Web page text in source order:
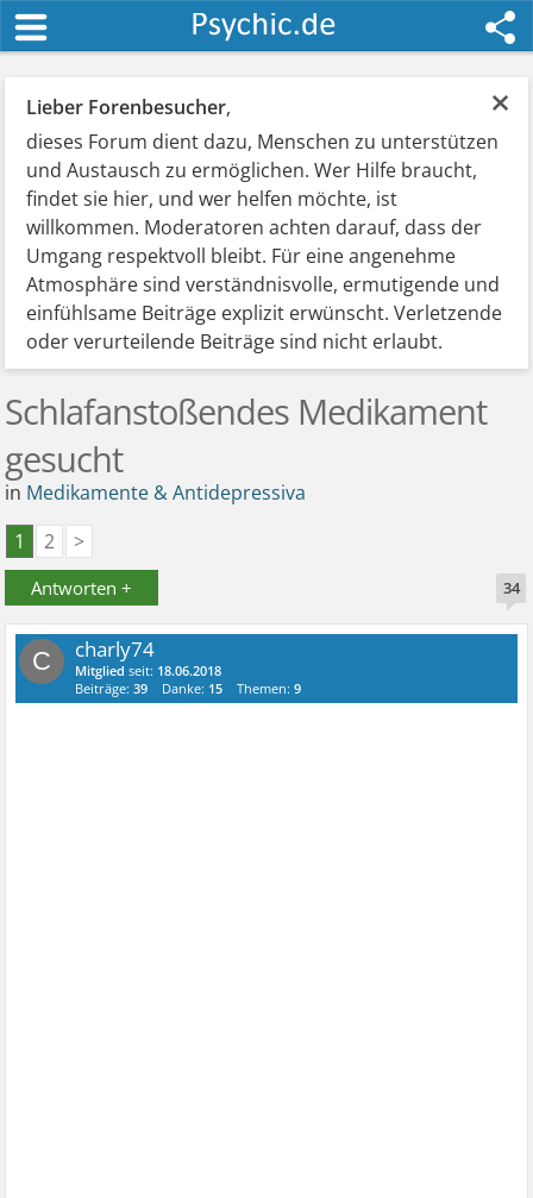
×
Lieber Forenbesucher,
dieses Forum dient dazu, Menschen zu unterstützen
und Austausch zu ermöglichen. Wer Hilfe braucht,
findet sie hier, und wer helfen möchte, ist
willkommen. Moderatoren achten darauf, dass der
Umgang respektvoll bleibt. Für eine angenehme
Atmosphäre sind verständnisvolle, ermutigende und
einfühlsame Beiträge explizit erwünscht. Verletzende
oder verurteilende Beiträge sind nicht erlaubt.
Schlafanstoßendes Medikament
gesucht
in Medikamente & Antidepressiva
1
2 >
Antworten + 34
C charly74
Mitglied seit: 18.06.2018
Beiträge:39 Danke: 15 Themen:9